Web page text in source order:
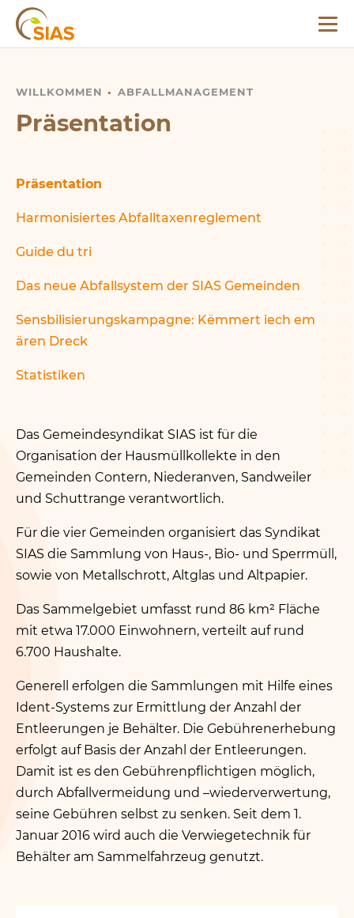
Menü
WILLKOMMEN ABFALLMANAGEMENT
PRÄSENTATION
Präsentation
Präsentation
Harmonisiertes Abfalltaxenreglement
Guide du tri
Das neue Abfallsystem der SIAS Gemeinden
Sensbilisierungskampagne: Këmmert iech em
ären Dreck
Statistiken
Das Gemeindesyndikat SIAS ist für die
Organisation der Hausmüllkollekte in den
Gemeinden Contern, Niederanven, Sandweiler
und Schuttrange verantwortlich.
Für die vier Gemeinden organisiert das Syndikat
SIAS die Sammlung von Haus‑, Bio- und Sperrmüll,
sowie von Metallschrott, Altglas und Altpapier.
Das Sammelgebiet umfasst rund 86 km² Fläche
mit etwa 17.000 Einwohnern, verteilt auf rund
6.700 Haushalte.
Generell erfolgen die Sammlungen mit Hilfe eines
Ident-Systems zur Ermittlung der Anzahl der
Entleerungen je Behälter. Die Gebührenerhebung
erfolgt auf Basis der Anzahl der Entleerungen.
Damit ist es den Gebührenpflichtigen möglich,
durch Abfallvermeidung und –wiederverwertung,
seine Gebühren selbst zu senken. Seit dem 1.
Januar 2016 wird auch die Verwiegetechnik für
Behälter am Sammelfahrzeug genutzt.